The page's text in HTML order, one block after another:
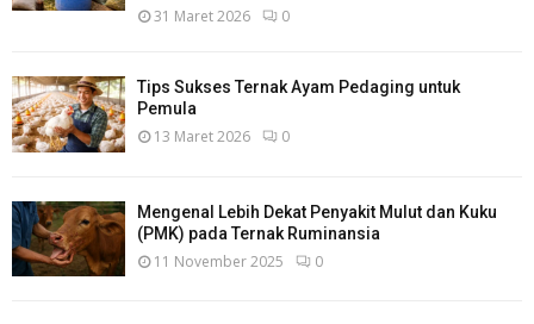
31 Maret 2026 0
Tips Sukses Ternak Ayam Pedaging untuk
Pemula
13 Maret 2026 0
Mengenal Lebih Dekat Penyakit Mulut dan Kuku
(PMK) pada Ternak Ruminansia
11 November 2025 0